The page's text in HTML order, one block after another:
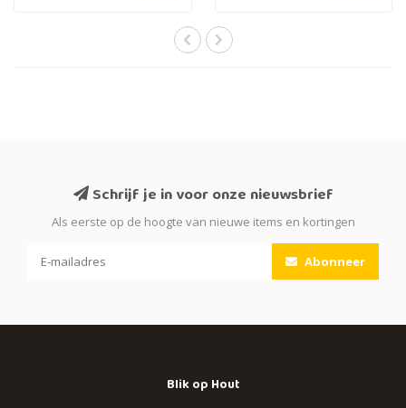
Schrijf je in voor onze nieuwsbrief
Als eerste op de hoogte van nieuwe items en kortingen
Abonneer
Blik op Hout